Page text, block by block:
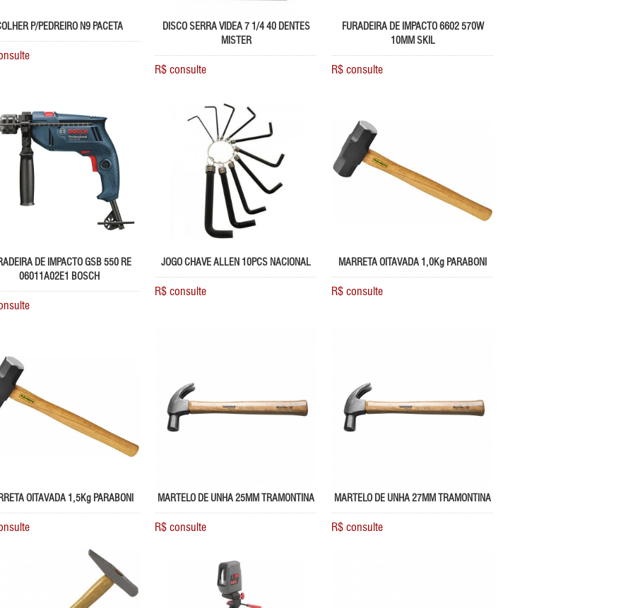
P/PEDREIRO N9 PACETA
DISCO SERRA VIDEA 7 1/4 40 DENTES
MISTER
R$ consulte
FURADEIRA DE IMPACTO 6602 570W
10MM SKIL
R$ consulte
DE IMPACTO GSB 550 RE
06011A02E1 BOSCH
JOGO CHAVE ALLEN 10PCS NACIONAL
R$ consulte
MARRETA OITAVADA 1,0Kg PARABONI
R$ consulte
OITAVADA 1,5Kg PARABONI MARTELO DE UNHA 25MM TRAMONTINA
R$ consulte
MARTELO DE UNHA 27MM TRAMONTINA
R$ consulte